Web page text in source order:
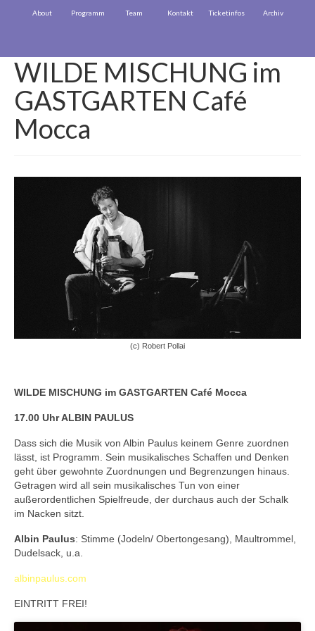
About Programm Team Kontakt Ticketinfos Archiv
WILDE MISCHUNG im
GASTGARTEN Café
Mocca
(c) Robert Pollai
WILDE MISCHUNG im GASTGARTEN Café Mocca
17.00 Uhr ALBIN PAULUS
Dass sich die Musik von Albin Paulus keinem Genre zuordnen
lässt, ist Programm. Sein musikalisches Schaffen und Denken
geht über gewohnte Zuordnungen und Begrenzungen hinaus.
Getragen wird all sein musikalisches Tun von einer
außerordentlichen Spielfreude, der durchaus auch der Schalk
im Nacken sitzt.
Albin Paulus: Stimme (Jodeln/ Obertongesang), Maultrommel,
Dudelsack, u.a.
albinpaulus.com
EINTRITT FREI!